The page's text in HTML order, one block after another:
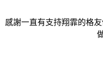
感謝一直有支持翔霏的格